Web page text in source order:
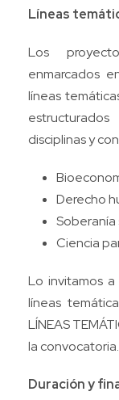
Líneas
Los
enmarcados
líneas
disciplinas y
Derecho
Soberanía
Ciencia
Lo invitamos
líneas
LÍNEAS
la convocatoria.
Duración y